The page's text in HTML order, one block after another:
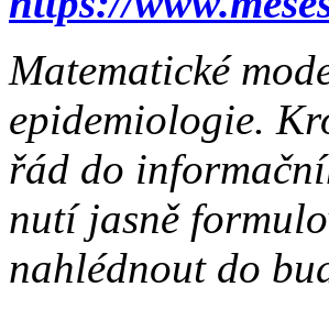
Matematické
epidemiologie.
řád do
nutí jasně
nahlédnout do